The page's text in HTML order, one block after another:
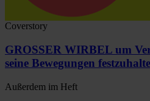
Coverstory
GROSSER WIRBEL um
seine Bewegungen
Außerdem im Heft